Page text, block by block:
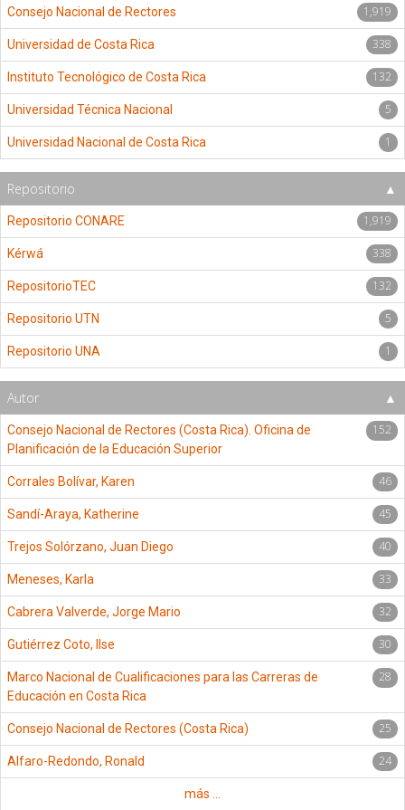
Consejo Nacional de Rectores 1,919
Universidad de Costa Rica 338
Instituto Tecnológico de Costa Rica 132
Universidad Técnica Nacional 5
Universidad Nacional de Costa Rica 1
Repositorio
Repositorio CONARE 1,919
Kérwá 338
RepositorioTEC 132
Repositorio UTN 5
Repositorio UNA 1
Autor
Consejo Nacional de Rectores (Costa Rica). Oficina de
Planificación de la Educación Superior
152
Corrales Bolívar, Karen 46
Sandí-Araya, Katherine 45
Trejos Solórzano, Juan Diego 40
Meneses, Karla 33
Cabrera Valverde, Jorge Mario 32
Gutiérrez Coto, Ilse 30
Marco Nacional de Cualificaciones para las Carreras de
Educación en Costa Rica
28
Consejo Nacional de Rectores (Costa Rica) 25
Alfaro-Redondo, Ronald 24
más ...